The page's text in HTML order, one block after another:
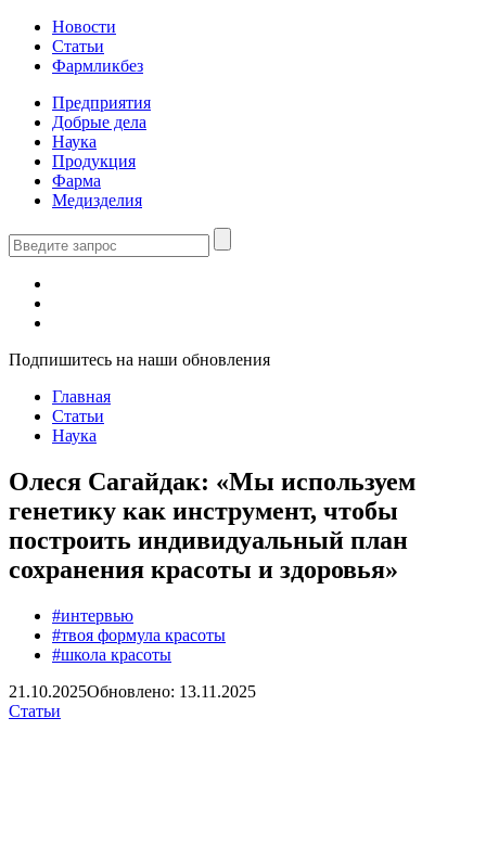
Новости
Статьи
Фармликбез
Предприятия
Добрые дела
Наука
Продукция
Фарма
Медизделия
Подпишитесь на наши обновления
Главная
Статьи
Наука
Олеся Сагайдак: «Мы используем
генетику как инструмент, чтобы
построить индивидуальный план
сохранения красоты и здоровья»
#интервью
#твоя формула красоты
#школа красоты
21.10.2025Обновлено: 13.11.2025
Статьи